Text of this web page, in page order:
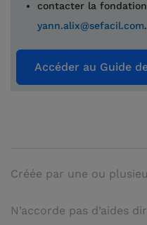
contacter la
yann.alix@sefacil.com.
Créée par une ou
N’accorde pas d’aides